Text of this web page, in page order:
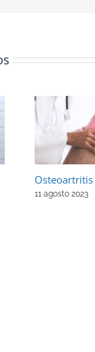
Osteoartritis
11 agosto 2023